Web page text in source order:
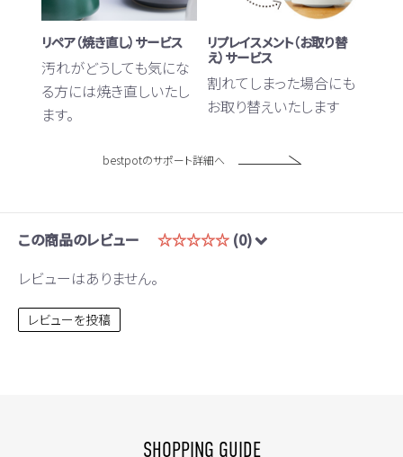
リペア（焼き直し）サービス
汚れがどうしても気にな
る方には焼き直しいたし
ます。
リプレイスメント（お取り替
え）サービス
割れてしまった場合にも
お取り替えいたします
bestpotのサポート詳細へ
この商品のレビュー ☆☆☆☆☆ (0)
レビューはありません。
レビューを投稿
SHOPPING GUIDE